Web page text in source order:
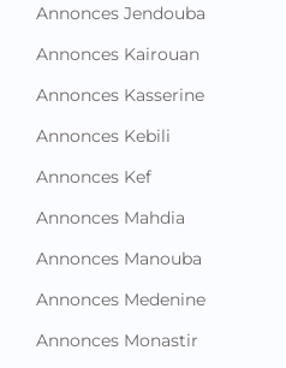
Annonces Jendouba
Annonces Kairouan
Annonces Kasserine
Annonces Kebili
Annonces Kef
Annonces Mahdia
Annonces Manouba
Annonces Medenine
Annonces Monastir